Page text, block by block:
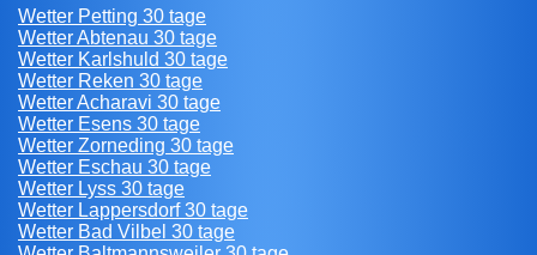
Wetter Petting 30 tage
Wetter Abtenau 30 tage
Wetter Karlshuld 30 tage
Wetter Reken 30 tage
Wetter Acharavi 30 tage
Wetter Esens 30 tage
Wetter Zorneding 30 tage
Wetter Eschau 30 tage
Wetter Lyss 30 tage
Wetter Lappersdorf 30 tage
Wetter Bad Vilbel 30 tage